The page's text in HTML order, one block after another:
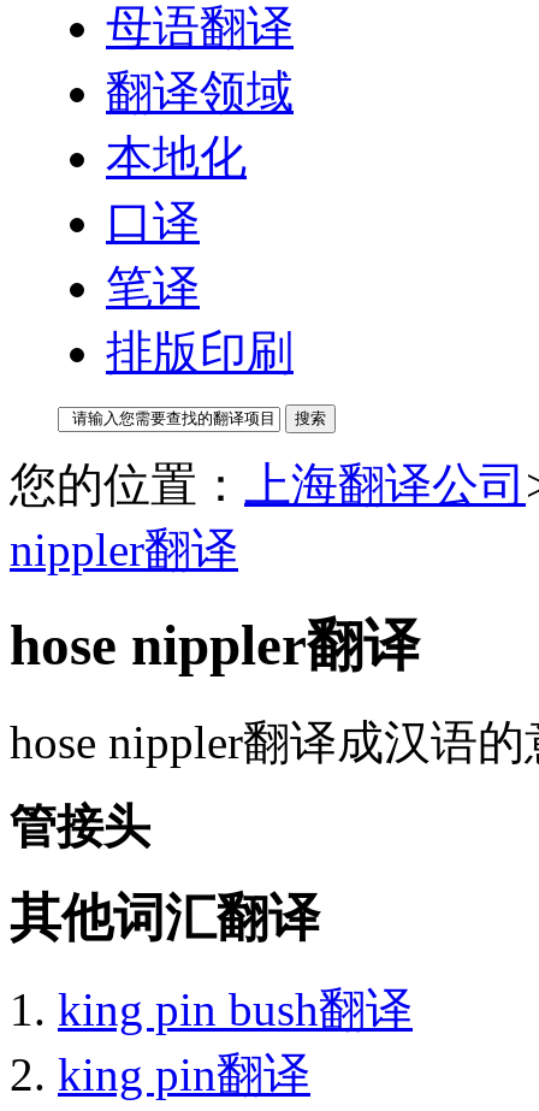
母语翻译
翻译领域
本地化
口译
笔译
排版印刷
您的位置： 上海翻译公司
nippler翻译
hose nippler翻译
hose nippler翻译成汉语
管接头
其他词汇翻译
king pin bush翻译
king pin翻译